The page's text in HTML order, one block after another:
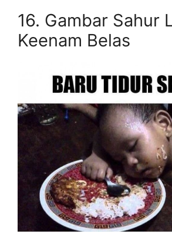
16. Gambar Sahur
Keenam Belas